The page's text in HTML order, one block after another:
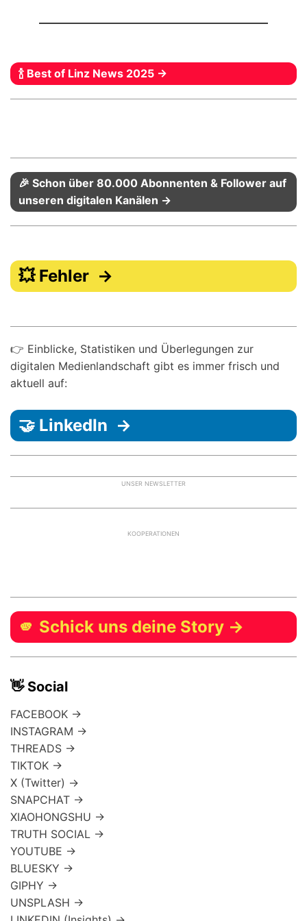
🍾 Best of Linz News 2025 →
🎉 Schon über 80.000 Abonnenten & Follower auf
unseren digitalen Kanälen →
💥 Fehler →
👉 Einblicke, Statistiken und Überlegungen zur
digitalen Medienlandschaft gibt es immer frisch und
aktuell auf:
🤝 LinkedIn →
UNSER NEWSLETTER
KOOPERATIONEN
🫵 Schick uns deine Story →
👋 Social
FACEBOOK →
INSTAGRAM →
THREADS →
TIKTOK →
X (Twitter) →
SNAPCHAT →
XIAOHONGSHU →
TRUTH SOCIAL →
YOUTUBE →
BLUESKY →
GIPHY →
UNSPLASH →